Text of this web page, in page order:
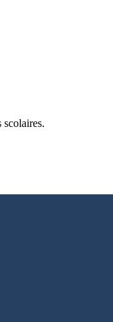
scolaires.